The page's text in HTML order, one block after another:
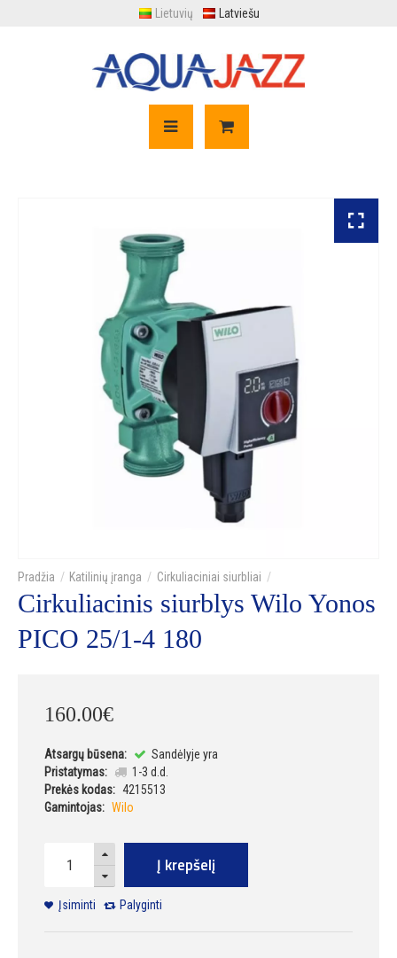
Lietuvių Latviešu
Katilinių įranga Cirkuliaciniai siurbliai
Cirkuliacinis siurblys Wilo Yonos
PICO 25/1-4 180
160.00€
Atsargų būsena:
Sandėlyje yra
Pristatymas:
1-3 d.d.
Prekės kodas: 4215513
Gamintojas: Wilo
Į krepšelį
Įsiminti Palyginti